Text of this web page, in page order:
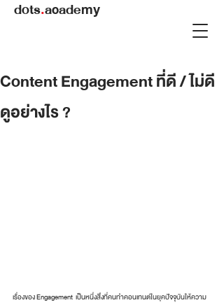
dots.academy
Content Engagement ที่ดี / ไม่ดี
ดูอย่างไร ?
เรื่องของ Engagement  เป็นหนึ่งสิ่งที่คนทำคอนเทนต์ในยุคปัจจุบันให้ความ